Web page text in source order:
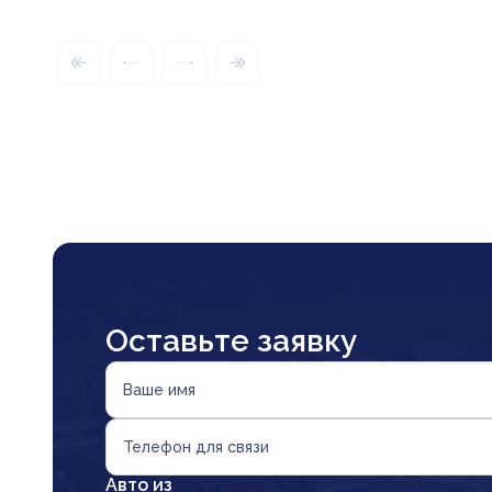
Оставьте заявку
Ваше имя
Телефон для связи
Авто из